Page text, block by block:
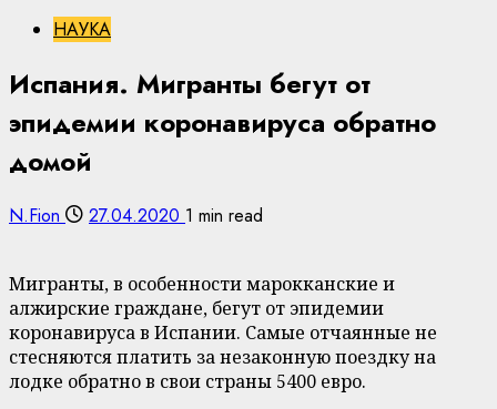
НАУКА
Испания. Мигранты бегут от
эпидемии коронавируса обратно
домой
N.Fion 27.04.2020 1 min read
Мигранты, в особенности марокканские и
алжирские граждане, бегут от эпидемии
коронавируса в Испании. Самые отчаянные не
стесняются платить за незаконную поездку на
лодке обратно в свои страны 5400 евро.